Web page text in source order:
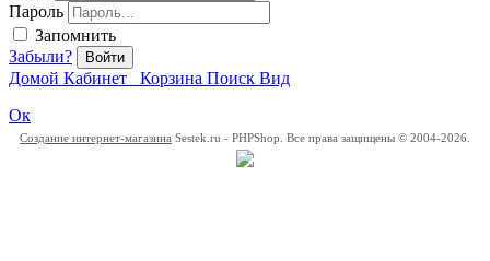
Пароль
Запомнить
Забыли?
Войти
Домой Кабинет Корзина Поиск Вид
Ок
Создание интернет-магазина Sestek.ru - PHPShop. Все права защищены © 2004-2026.